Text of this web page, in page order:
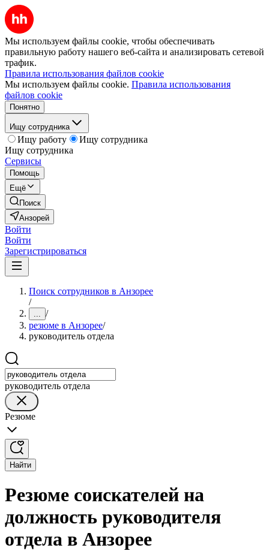
Мы используем файлы cookie, чтобы обеспечивать
правильную работу нашего веб-сайта и анализировать сетевой
трафик.
Правила использования файлов cookie
Мы используем файлы cookie. Правила использования
файлов cookie
Понятно
Ищу сотрудника
Ищу работу
Ищу сотрудника
Ищу сотрудника
Сервисы
Помощь
Ещё
Поиск
Анзорей
Войти
Войти
Зарегистрироваться
Поиск сотрудников в Анзорее
/
... /
резюме в Анзорее/
руководитель отдела
руководитель отдела
Резюме
Найти
Резюме соискателей на
должность руководителя
отдела в Анзорее